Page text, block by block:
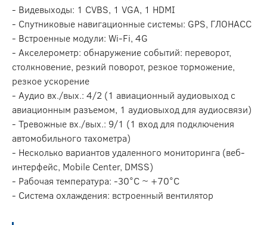
- Видевыходы: 1 CVBS, 1 VGA, 1 HDMI
- Спутниковые навигационные системы: GPS, ГЛОНАСС
- Встроенные модули: Wi-Fi, 4G
- Акселерометр: обнаружение событий: переворот,
столкновение, резкий поворот, резкое торможение,
резкое ускорение
- Аудио вх./вых.: 4/2 (1 авиационный аудиовыход с
авиационным разъемом, 1 аудиовыход для аудиосвязи)
- Тревожные вх./вых.: 9/1 (1 вход для подключения
автомобильного тахометра)
- Несколько вариантов удаленного мониторинга (веб-
интерфейс, Mobile Center, DMSS)
- Рабочая температура: -30°C ~ +70°C
- Система охлаждения: встроенный вентилятор